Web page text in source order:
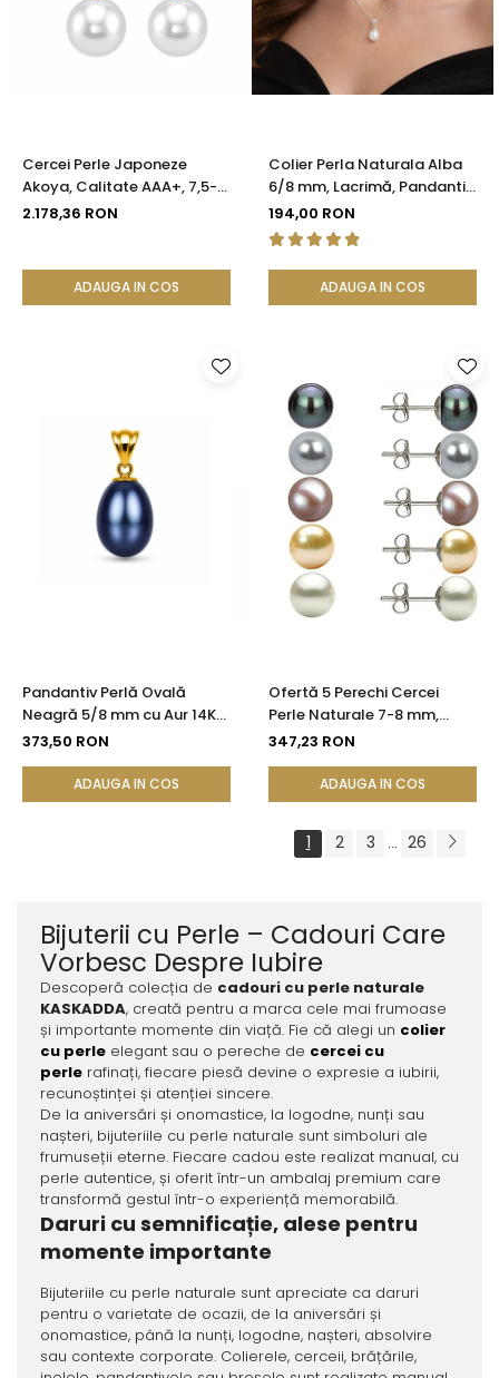
Cercei Perle Japoneze
Akoya, Calitate AAA+, 7,5-8
mm și Aur Galben 14K |
2.178,36 RON
ADAUGA IN COS
Colier Perla Naturala Alba
6/8 mm, Lacrimă, Pandantiv
Argint 925 | KASKADDA®
194,00 RON
ADAUGA IN COS
Pandantiv Perlă Ovală
Neagră 5/8 mm cu Aur 14K
(aur 585) | KASKADDA®
373,50 RON
ADAUGA IN COS
Ofertă 5 Perechi Cercei
Perle Naturale 7-8 mm,
Argint 925 - Alb, Crem,
KASKADDA®
347,23 RON
ADAUGA IN COS
1 2 3 ... 26
Bijuterii cu Perle – Cadouri Care
Vorbesc Despre Iubire
Descoperă colecția de cadouri cu perle naturale
KASKADDA, creată pentru a marca cele mai frumoase
și importante momente din viață. Fie că alegi un colier
cu perleelegant sau o pereche de cercei cu
perlerafinați, fiecare piesă devine o expresie a iubirii,
recunoștinței și atenției sincere.
De la aniversări și onomastice, la logodne, nunți sau
nașteri, bijuteriile cu perle naturale sunt simboluri ale
frumuseții eterne. Fiecare cadou este realizat manual, cu
perle autentice, și oferit într-un ambalaj premium care
transformă gestul într-o experiență memorabilă.
Daruri cu semnificație, alese pentru
momente importante
Bijuteriile cu perle naturale sunt apreciate ca daruri
pentru o varietate de ocazii, de la aniversări și
onomastice, până la nunți, logodne, nașteri, absolvire
sau contexte corporate. Colierele, cerceii, brățările,